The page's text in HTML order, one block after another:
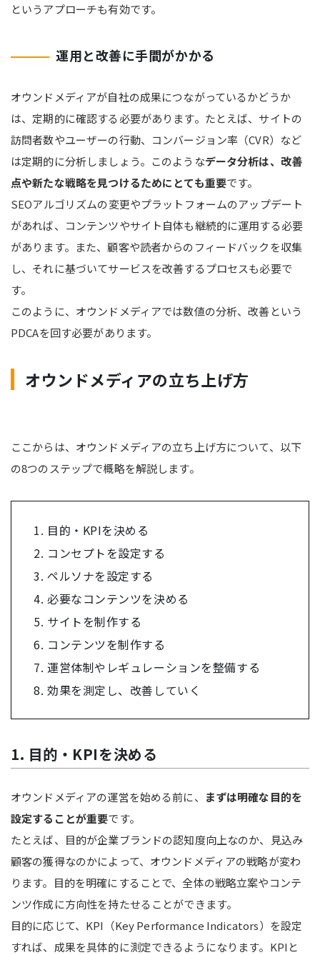
というアプローチも有効です。
運用と改善に手間がかかる
オウンドメディアが自社の成果につながっているかどうか
は、定期的に確認する必要があります。たとえば、サイトの
訪問者数やユーザーの行動、コンバージョン率（CVR）など
は定期的に分析しましょう。このようなデータ分析は、改善
点や新たな戦略を見つけるためにとても重要です。
SEOアルゴリズムの変更やプラットフォームのアップデート
があれば、コンテンツやサイト自体も継続的に運用する必要
があります。また、顧客や読者からのフィードバックを収集
し、それに基づいてサービスを改善するプロセスも必要で
す。
このように、オウンドメディアでは数値の分析、改善という
PDCAを回す必要があります。
オウンドメディアの立ち上げ方
ここからは、オウンドメディアの立ち上げ方について、以下
の8つのステップで概略を解説します。
目的・KPIを決める
コンセプトを設定する
ペルソナを設定する
必要なコンテンツを決める
サイトを制作する
コンテンツを制作する
運営体制やレギュレーションを整備する
効果を測定し、改善していく
1. 目的・KPIを決める
オウンドメディアの運営を始める前に、
まずは明確な目的を
設定することが重要です。
たとえば、目的が企業ブランドの認知度向上なのか、見込み
顧客の獲得なのかによって、オウンドメディアの戦略が変わ
ります。目的を明確にすることで、全体の戦略立案やコンテ
ンツ作成に方向性を持たせることができます。
目的に応じて、KPI（Key Performance Indicators）を設定
すれば、成果を具体的に測定できるようになります。KPIと